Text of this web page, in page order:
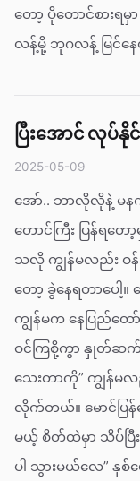
တော့ ပိုတောင်စားရမှ
လန့်မို့ ဘုဂလန့် မြင်နေတ
ပြီးအောင် လု
2025-05-09
အော်.. ဘာလိုလိုနဲ့ မန
တောင်ကြီး ပြန်ရတေ
သလို ကျွန်မလည်း ဝ
တော့ ခွဲနေရတာပေါ့
ကျွန်မက နေပြည်တော်
ဝင်ကြစို့ကွာ နှုတ်ဆက်ပွဲ
သေးတာကို” ကျွန်မလည်
လိုက်တယ်။ မောင်ပြ
မယ့် စိတ်ထဲမှာ သိပ်ပြီး
ပါ သွားမယ်လေ”